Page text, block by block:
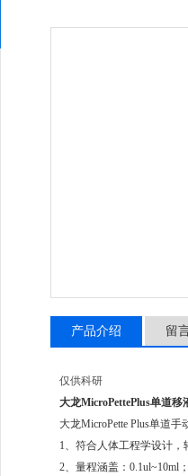
产品介绍 留
仅供科研
大龙MicroPettePlus单道移
大龙MicroPette Plus单道
1、符合人体工程学设计
2、量程涵盖：0.1ul~10ml